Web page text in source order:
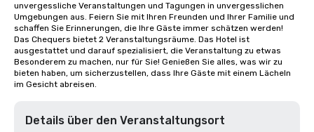
unvergessliche Veranstaltungen und Tagungen in unvergesslichen
Umgebungen aus. Feiern Sie mit Ihren Freunden und Ihrer Familie und
schaffen Sie Erinnerungen, die Ihre Gäste immer schätzen werden!
Das Chequers bietet 2 Veranstaltungsräume. Das Hotel ist
ausgestattet und darauf spezialisiert, die Veranstaltung zu etwas
Besonderem zu machen, nur für Sie! Genießen Sie alles, was wir zu
bieten haben, um sicherzustellen, dass Ihre Gäste mit einem Lächeln
im Gesicht abreisen.
Details über den Veranstaltungsort